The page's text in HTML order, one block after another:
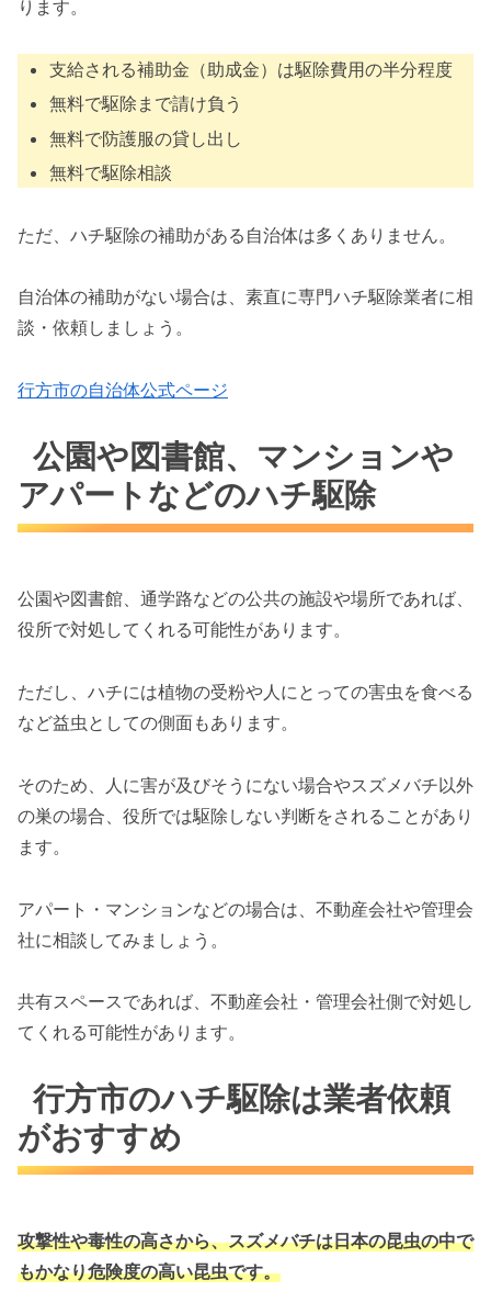
ります。
支給される補助金（助成金）は駆除費用の半分程度
無料で駆除まで請け負う
無料で防護服の貸し出し
無料で駆除相談
ただ、ハチ駆除の補助がある自治体は多くありません。
自治体の補助がない場合は、素直に専門ハチ駆除業者に相
談・依頼しましょう。
行方市の自治体公式ページ
公園や図書館、マンションや
アパートなどのハチ駆除
公園や図書館、通学路などの公共の施設や場所であれば、
役所で対処してくれる可能性があります。
ただし、ハチには植物の受粉や人にとっての害虫を食べる
など益虫としての側面もあります。
そのため、人に害が及びそうにない場合やスズメバチ以外
の巣の場合、役所では駆除しない判断をされることがあり
ます。
アパート・マンションなどの場合は、不動産会社や管理会
社に相談してみましょう。
共有スペースであれば、不動産会社・管理会社側で対処し
てくれる可能性があります。
行方市のハチ駆除は業者依頼
がおすすめ
攻撃性や毒性の高さから、スズメバチは日本の昆虫の中で
もかなり危険度の高い昆虫です。